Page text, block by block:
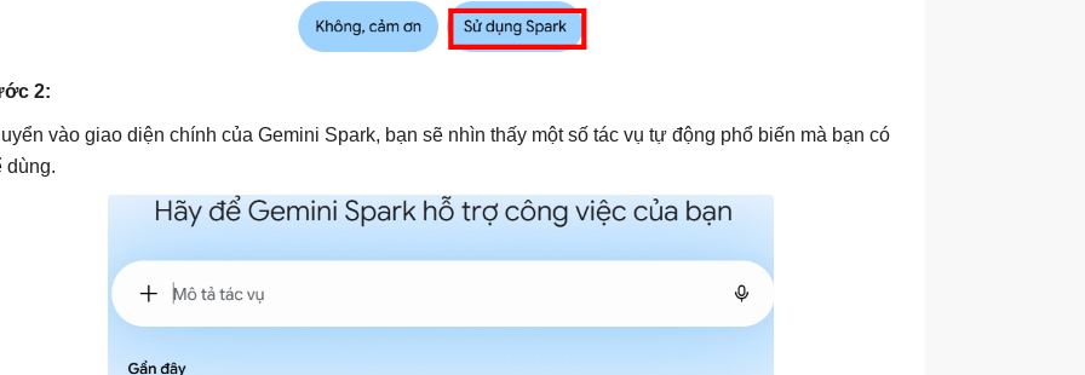
2:
vào giao diện chính của Gemini Spark, bạn sẽ nhìn thấy một số tác vụ tự động phổ biến mà bạn có
dùng.